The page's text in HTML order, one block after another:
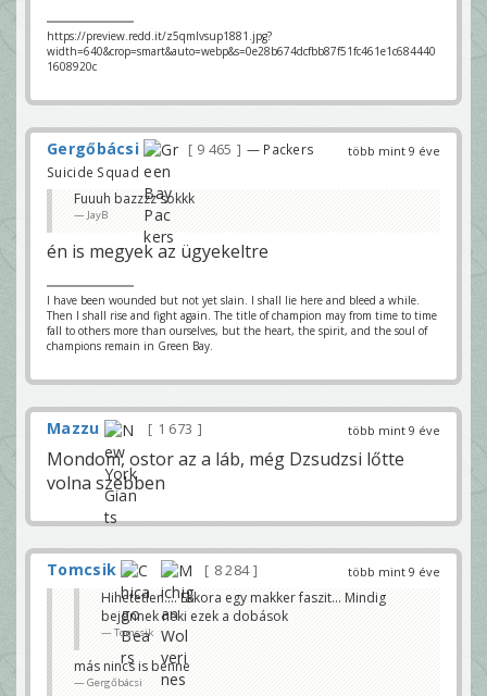
https://preview.redd.it/z5qmlvsup1881.jpg?
width=640&crop=smart&auto=webp&s=0e28b674dcfbb87f51fc461e1c684440
1608920c
több mint 9 éve
Gergőbácsi 9 465
— Packers
Suicide Squad
Fuuuh bazzzz sokkk
JayB
én is megyek az ügyekeltre
I have been wounded but not yet slain. I shall lie here and bleed a while.
Then I shall rise and fight again. The title of champion may from time to time
fall to others more than ourselves, but the heart, the spirit, and the soul of
champions remain in Green Bay.
több mint 9 éve
Mazzu 1 673
Mondom, ostor az a láb, még Dzsudzsi lőtte
volna szebben
több mint 9 éve
Tomcsik
8 284
Hihetetlen.... Ekkora egy makker faszit... Mindig
bejönnek neki ezek a dobások
Tomcsik
más nincs is benne
Gergőbácsi